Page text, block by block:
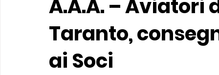
A.A.A. – Aviatori
Taranto,
ai Soci